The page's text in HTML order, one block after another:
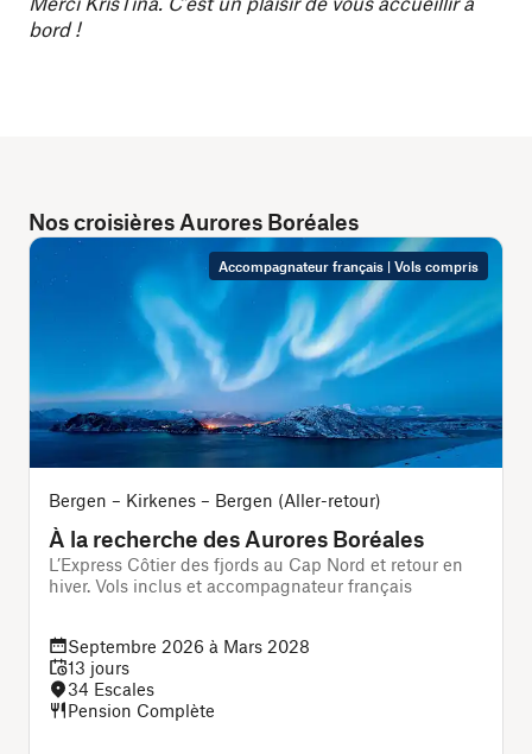
bord !
Nos croisières Aurores Boréales
Accompagnateur français | Vols compris
Bergen – Kirkenes – Bergen (Aller-retour)
À la recherche des Aurores Boréales
L’Express Côtier des fjords au Cap Nord et retour en
hiver. Vols inclus et accompagnateur français
Septembre 2026 à Mars 2028
13 jours
34 Escales
Pension Complète